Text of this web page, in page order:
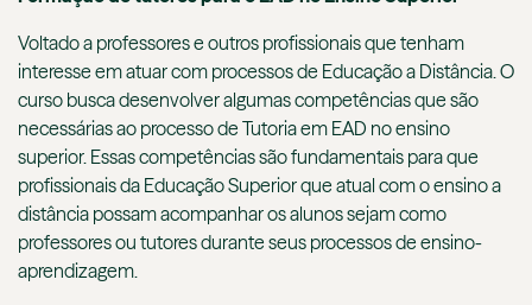
Voltado a professores e outros profissionais que tenham
interesse em atuar com processos de Educação a Distância. O
curso busca desenvolver algumas competências que são
necessárias ao processo de Tutoria em EAD no ensino
superior. Essas competências são fundamentais para que
profissionais da Educação Superior que atual com o ensino a
distância possam acompanhar os alunos sejam como
professores ou tutores durante seus processos de ensino-
aprendizagem.